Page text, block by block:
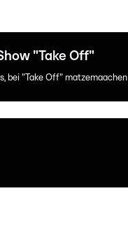
"Take Off"
bei "Take Off" matzemaachen